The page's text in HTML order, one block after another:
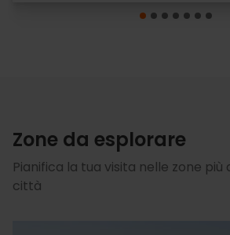
Zone da esplorare
Pianifica la tua visita nelle zone
città